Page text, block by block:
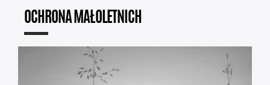
OCHRONA MAŁOLETNICH